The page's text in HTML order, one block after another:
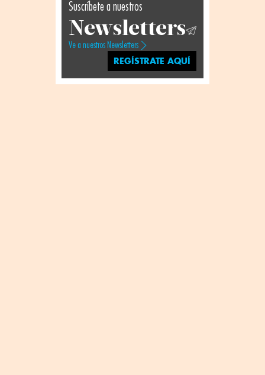
Suscríbete a nuestros
Newsletters
Ve a nuestros Newsletters
REGÍSTRATE AQUÍ